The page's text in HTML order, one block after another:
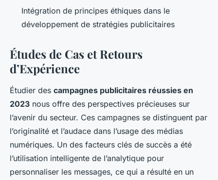
Intégration de principes éthiques dans le
développement de stratégies publicitaires
Études de Cas et Retours
d’Expérience
Étudier des campagnes publicitaires réussies en
2023 nous offre des perspectives précieuses sur
l’avenir du secteur. Ces campagnes se distinguent par
l’originalité et l’audace dans l’usage des médias
numériques. Un des facteurs clés de succès a été
l’utilisation intelligente de l’analytique pour
personnaliser les messages, ce qui a résulté en un